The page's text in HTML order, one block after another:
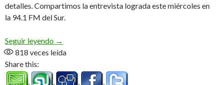
detalles. Compartimos la entrevista lograda este miércoles en
la 94.1 FM del Sur.
Seguir leyendo Winter Triatlón el domingo en el valle (Audio)
→
818 veces leída
Share this: